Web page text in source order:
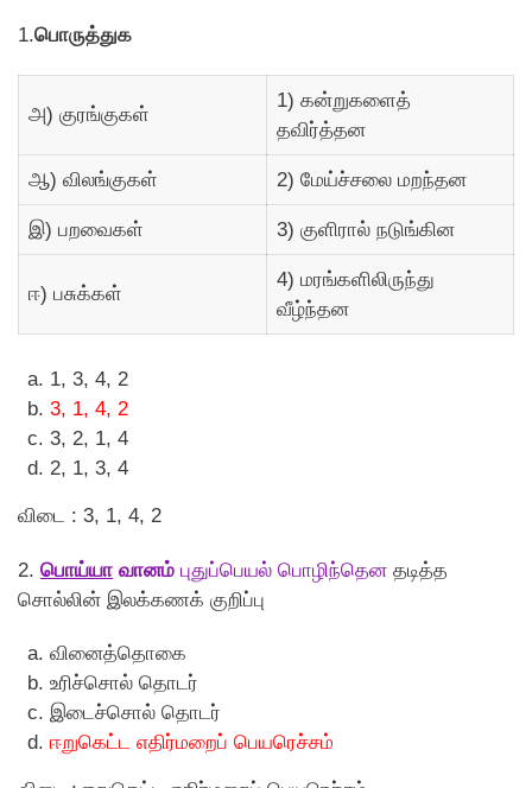
1.பொருத்துக
அ) குரங்குகள்
1) கன்றுகளைத்
தவிர்த்தன
ஆ) விலங்குகள் 2) மேய்ச்சலை மறந்தன
இ) பறவைகள் 3) குளிரால் நடுங்கின
ஈ) பசுக்கள்
4) மரங்களிலிருந்து
வீழ்ந்தன
1, 3, 4, 2
3, 1, 4, 2
3, 2, 1, 4
2, 1, 3, 4
விடை : 3, 1, 4, 2
2. பொய்யா வானம் புதுப்பெயல் பொழிந்தென தடித்த
சொல்லின் இலக்கணக் குறிப்பு
வினைத்தொகை
உரிச்சொல் தொடர்
இடைச்சொல் தொடர்
ஈறுகெட்ட எதிர்மறைப் பெயரெச்சம்